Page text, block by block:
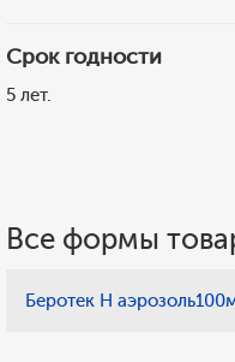
Срок годности
5 лет.
Все формы
Беротек Н